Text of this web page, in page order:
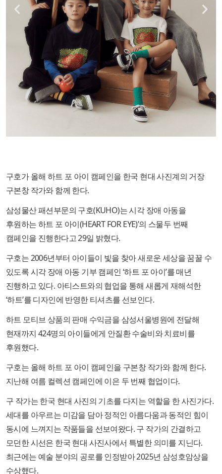
구호가 올해 하트 포 아이 캠페인을 한국 현대 사진계의 거장
구본창 작가와 함께 한다.
삼성물산 패션부문의 구호(KUHO)는 시각 장애 아동을
후원하는 하트 포 아이(HEART FOR EYE)’의 스물두 번째
캠페인을 진행한다고 29일 밝혔다.
구호는 2006년부터 아이들이 빛을 찾아 새로운 세상을 꿈꿀 수
있도록 시각 장애 아동 기부 캠페인 ‘하트 포 아이’를 매년
진행하고 있다. 아티스트와의 협업을 통해 새롭게 재해석한
‘하트’를 디자인에 반영한 티셔츠를 선보인다.
하트 모티브 상품의 판매 수익금을 삼성서울병원에 전달해
현재까지 424명의 아이들에게 안질환 수술비와 치료비를
후원했다.
구호는 올해 하트 포 아이 캠페인을 구본창 작가와 함께 한다.
지난해 여름 컬렉션 캠페인에 이은 두 번째 협업이다.
구 작가는 한국 현대 사진의 기초를 다지는 역할을 한 사진가다.
세대를 아우르는 미감을 담아 정적인 아름다움과 동적인 힘이
동시에 느껴지는 작품들을 선보여왔다. 구 작가의 간결하고
모던한 시선은 한국 현대 사진사에서 특별한 의미를 지닌다.
최근에는 예술 분야의 공로를 인정받아 2025년 삼성호암상을
수상했다.